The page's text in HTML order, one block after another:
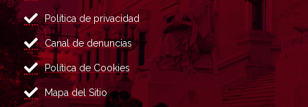
Política de privacidad
Canal de denuncias
Política de Cookies
Mapa del Sitio